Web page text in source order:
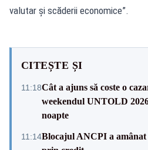
valutar și scăderii economice”.
CITEȘTE ȘI
11:18Cât a ajuns să coste o
weekendul UNTOLD
noapte
11:14Blocajul ANCPI a amânat